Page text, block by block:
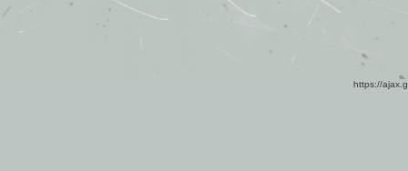
https://